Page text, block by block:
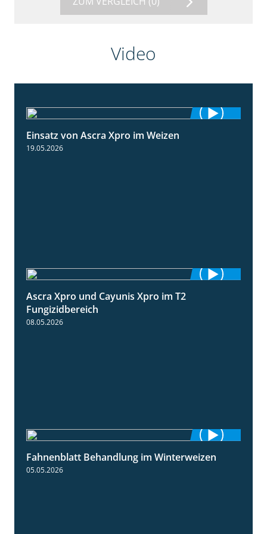
Video
Einsatz von Ascra Xpro im Weizen
19.05.2026
Ascra Xpro und Cayunis Xpro im T2
Fungizidbereich
08.05.2026
0:53
Fahnenblatt Behandlung im Winterweizen
05.05.2026